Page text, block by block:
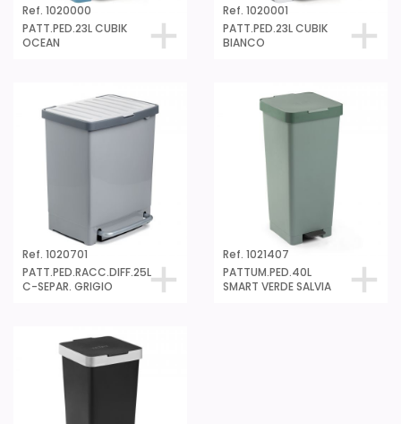
Ref. 1020000
PATT.PED.23L CUBIK
OCEAN
Ref. 1020001
PATT.PED.23L CUBIK
BIANCO
Ref. 1020701
PATT.PED.RACC.DIFF.25L
C-SEPAR. GRIGIO
Ref. 1021407
PATTUM.PED.40L
SMART VERDE SALVIA